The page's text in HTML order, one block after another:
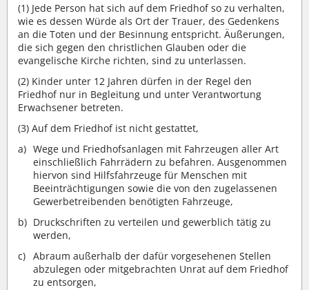
(1) Jede Person hat sich auf dem Friedhof so zu verhalten,
wie es dessen Würde als Ort der Trauer, des Gedenkens
an die Toten und der Besinnung entspricht. Äußerungen,
die sich gegen den christlichen Glauben oder die
evangelische Kirche richten, sind zu unterlassen.
(2) Kinder unter 12 Jahren dürfen in der Regel den
Friedhof nur in Begleitung und unter Verantwortung
Erwachsener betreten.
(3) Auf dem Friedhof ist nicht gestattet,
Wege und Friedhofsanlagen mit Fahrzeugen aller Art
einschließlich Fahrrädern zu befahren. Ausgenommen
hiervon sind Hilfsfahrzeuge für Menschen mit
Beeinträchtigungen sowie die von den zugelassenen
Gewerbetreibenden benötigten Fahrzeuge,
Druckschriften zu verteilen und gewerblich tätig zu
werden,
Abraum außerhalb der dafür vorgesehenen Stellen
abzulegen oder mitgebrachten Unrat auf dem Friedhof
zu entsorgen,